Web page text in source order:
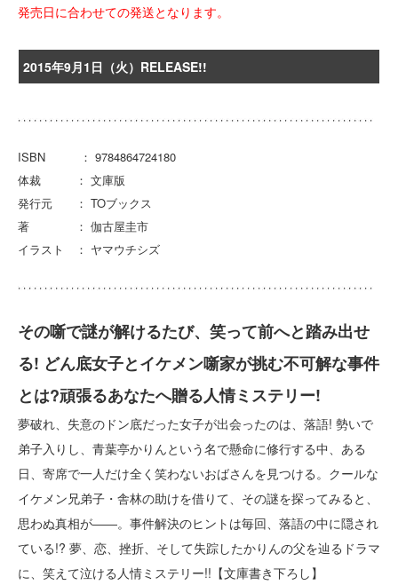
発売日に合わせての発送となります。
2015年9月1日（火）RELEASE!!
ISBN ： 9784864724180
体裁 ： 文庫版
発行元 ： TOブックス
著 ： 伽古屋圭市
イラスト ： ヤマウチシズ
その噺で謎が解けるたび、笑って前へと踏み出せ
る! どん底女子とイケメン噺家が挑む不可解な事件
とは?頑張るあなたへ贈る人情ミステリー!
夢破れ、失意のドン底だった女子が出会ったのは、落語! 勢いで
弟子入りし、青葉亭かりんという名で懸命に修行する中、ある
日、寄席で一人だけ全く笑わないおばさんを見つける。クールな
イケメン兄弟子・舎林の助けを借りて、その謎を探ってみると、
思わぬ真相が――。事件解決のヒントは毎回、落語の中に隠され
ている!? 夢、恋、挫折、そして失踪したかりんの父を辿るドラマ
に、笑えて泣ける人情ミステリー!!【文庫書き下ろし】